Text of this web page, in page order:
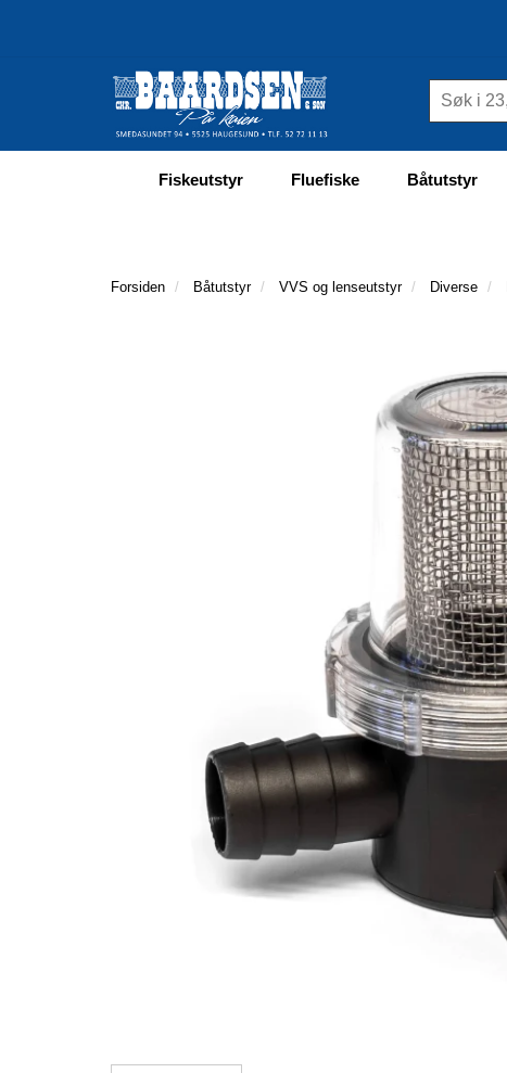
Fiskeutstyr Fluefiske Båtutstyr
Forsiden Båtutstyr VVS og lenseutstyr Diverse